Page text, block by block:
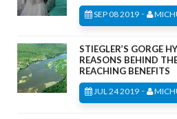
SEP 08 2019 -
STIEGLER’S GORGE
REASONS BEHIND
REACHING BENEFITS
JUL 24 2019 -